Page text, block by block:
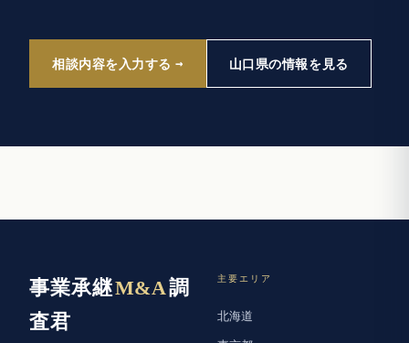
相談内容を入力する 山口県の情報を見る
事業承継M&A調
査君
主要エリア
北海道